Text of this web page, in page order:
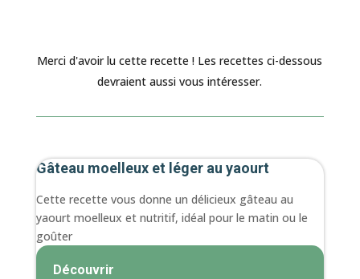
Merci d'avoir lu cette recette ! Les recettes ci-dessous
devraient aussi vous intéresser.
Gâteau moelleux et léger au yaourt
Cette recette vous donne un délicieux gâteau au
yaourt moelleux et nutritif, idéal pour le matin ou le
goûter
Découvrir